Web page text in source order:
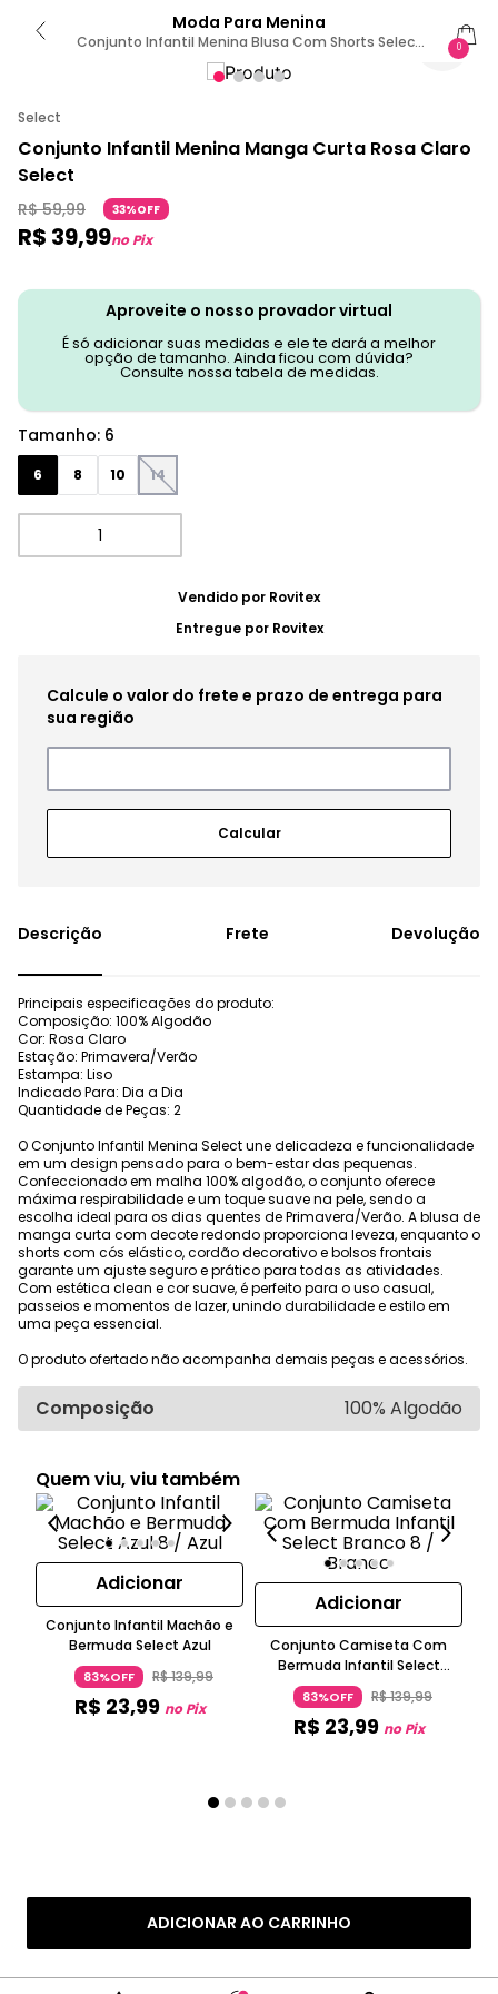
Moda Para Menina
Conjunto Infantil Menina Blusa Com Shorts Select
Rosa 6 / Rosa
0
Select
Conjunto Infantil Menina Manga Curta Rosa Claro
Select
R$ 59,99 33%OFF
R$ 39,99no Pix
Aproveite o nosso provador virtual
É só adicionar suas medidas e ele te dará a melhor
opção de tamanho. Ainda ficou com dúvida?
Consulte nossa tabela de medidas.
Tamanho: 6
6 8 10 14
ADICIONAR AO CARRINHO
Vendido por Rovitex
Entregue por Rovitex
Frete Devolução
Principais especificações do produto:
Composição: 100% Algodão
Cor: Rosa Claro
Estação: Primavera/Verão
Estampa: Liso
Indicado Para: Dia a Dia
Quantidade de Peças: 2
O Conjunto Infantil Menina Select une delicadeza e funcionalidade
em um design pensado para o bem-estar das pequenas.
Confeccionado em malha 100% algodão, o conjunto oferece
máxima respirabilidade e um toque suave na pele, sendo a
escolha ideal para os dias quentes de Primavera/Verão. A blusa de
manga curta com decote redondo proporciona leveza, enquanto o
shorts com cós elástico, cordão decorativo e bolsos frontais
garante um ajuste seguro e prático para todas as atividades.
Com estética clean e cor suave, é perfeito para o uso casual,
passeios e momentos de lazer, unindo durabilidade e estilo em
uma peça essencial.
O produto ofertado não acompanha demais peças e acessórios.
Composição 100% Algodão
Quem viu, viu também
Adicionar
Conjunto Infantil Machão e
Bermuda Select Azul
83%OFF R$139,99
R$ 23,99 no Pix
Adicionar
Conjunto Camiseta Com
Bermuda Infantil Select
Branco
83%OFF R$139,99
R$ 23,99 no Pix